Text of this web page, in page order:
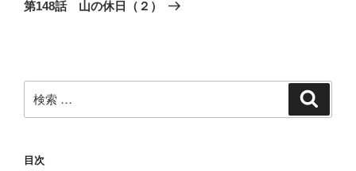
ン
第148話 山の休日（２）
索:
目次